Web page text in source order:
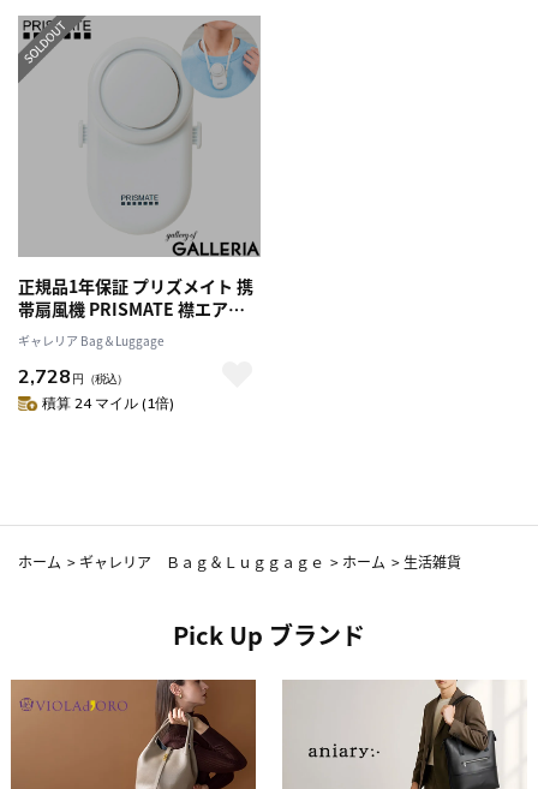
正規品1年保証 プリズメイト 携
帯扇風機 PRISMATE 襟エアー
ファン ミニ扇風機 首掛け クリ
ップ 充電式 襟 扇風機 子供 軽量
ハンズフリー ファン 小型 コン
パクト 抗菌 PR-F092
ギャレリア Bag＆Luggage
2,728 円 （税込）
積算 24 マイル (1倍)
ホーム > ギャレリア Ｂａｇ＆Ｌｕｇｇａｇｅ > ホーム > 生活雑貨
Pick Up ブランド